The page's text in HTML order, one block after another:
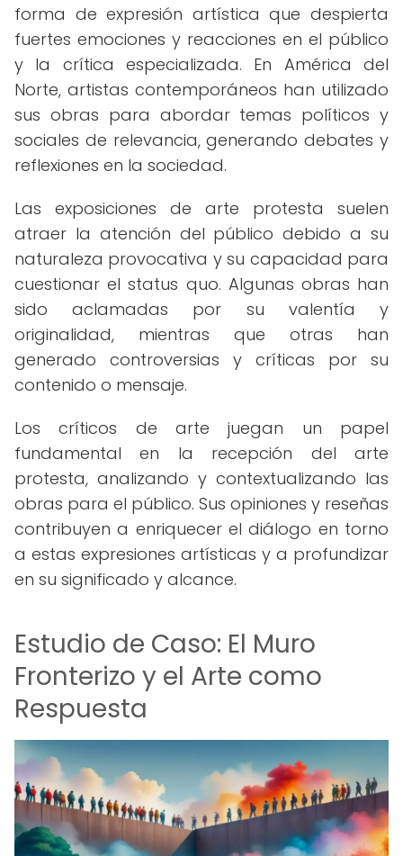
forma de expresión artística que despierta
fuertes emociones y reacciones en el público
y la crítica especializada. En América del
Norte, artistas contemporáneos han utilizado
sus obras para abordar temas políticos y
sociales de relevancia, generando debates y
reflexiones en la sociedad.
Las exposiciones de arte protesta suelen
atraer la atención del público debido a su
naturaleza provocativa y su capacidad para
cuestionar el status quo. Algunas obras han
sido aclamadas por su valentía y
originalidad, mientras que otras han
generado controversias y críticas por su
contenido o mensaje.
Los críticos de arte juegan un papel
fundamental en la recepción del arte
protesta, analizando y contextualizando las
obras para el público. Sus opiniones y reseñas
contribuyen a enriquecer el diálogo en torno
a estas expresiones artísticas y a profundizar
en su significado y alcance.
Estudio de Caso: El Muro
Fronterizo y el Arte como
Respuesta